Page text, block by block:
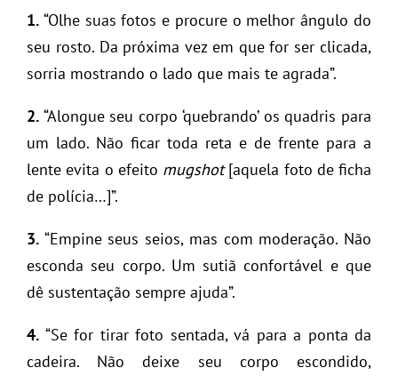
1. “Olhe suas fotos e procure o melhor ângulo do
seu rosto. Da próxima vez em que for ser clicada,
sorria mostrando o lado que mais te agrada”.
2. “Alongue seu corpo ‘quebrando’ os quadris para
um lado. Não ficar toda reta e de frente para a
lente evita o efeito mugshot[aquela foto de ficha
de polícia…]”.
3. “Empine seus seios, mas com moderação. Não
esconda seu corpo. Um sutiã confortável e que
dê sustentação sempre ajuda”.
4. “Se for tirar foto sentada, vá para a ponta da
cadeira. Não deixe seu corpo escondido,